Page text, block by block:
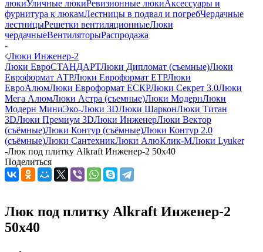
люкиУличные люкиРевизионные люкиАксессуары и
фурнитура к люкамЛестницы в подвал и погребЧердачные
лестницыРешетки вентиляционныеЛюки
чердачныеВентиляторыРаспродажа
-
Люки Инженер-2
Люки ЕвроСТАНДАРТЛюки Дипломат (съемные)Люки
Евроформат АТРЛюки Евроформат ЕТРЛюки
ЕвроАлюмЛюки Евроформат ЕСКРЛюки Секрет 3.0Люки
Мега АлюмЛюки Астра (съемные)Люки МодернЛюки
Модерн МиниЭко-Люки 3DЛюки ШарконЛюки Титан
3DЛюки Премиум 3DЛюки ИнженерЛюки Вектор
(съёмные)Люки Контур (съёмные)Люки Контур 2.0
(съёмные)Люки СантехникЛюки АлюКлик-МЛюки Lyuker
-Люк под плитку Alkraft Инженер-2 50х40
Поделиться
Люк под плитку Alkraft Инженер-2
50х40